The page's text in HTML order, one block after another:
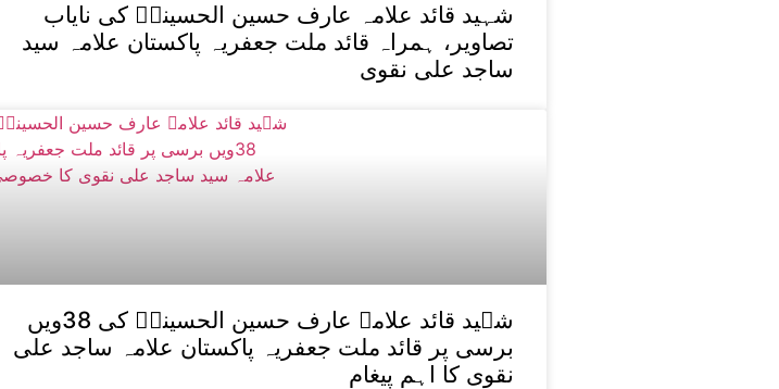
شہید قائد علامہ عارف حسین الحسینیؒ کی نایاب
تصاویر، ہمراہ قائد ملت جعفریہ پاکستان علامہ سید
ساجد علی نقوی
شہید قائد علامہ عارف حسین الحسینیؒ کی 38ویں
برسی پر قائد ملت جعفریہ پاکستان علامہ ساجد علی
نقوی کا اہم پیغام